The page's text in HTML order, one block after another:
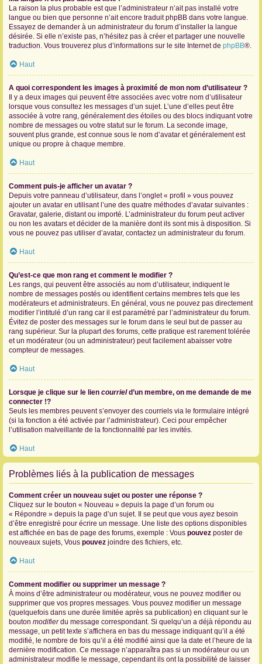
La raison la plus probable est que l’administrateur n’ait pas installé votre
langue ou bien que personne n’ait encore traduit phpBB dans votre langue.
Essayez de demander à un administrateur du forum d’installer la langue
désirée. Si elle n’existe pas, n’hésitez pas à créer et partager une nouvelle
traduction. Vous trouverez plus d’informations sur le site Internet de phpBB®.
Haut
A quoi correspondent les images à proximité de mon nom d’utilisateur ?
Il y a deux images qui peuvent être associées avec votre nom d’utilisateur
lorsque vous consultez les messages d’un sujet. L’une d’elles peut être
associée à votre rang, généralement des étoiles ou des blocs indiquant votre
nombre de messages ou votre statut sur le forum. La seconde image,
souvent plus grande, est connue sous le nom d’avatar et généralement est
unique ou propre à chaque membre.
Haut
Comment puis-je afficher un avatar ?
Depuis votre panneau d’utilisateur, dans l’onglet « profil » vous pouvez
ajouter un avatar en utilisant l’une des quatre méthodes d’avatar suivantes :
Gravatar, galerie, distant ou importé. L’administrateur du forum peut activer
ou non les avatars et décider de la manière dont ils sont mis à disposition. Si
vous ne pouvez pas utiliser d’avatar, contactez un administrateur du forum.
Haut
Qu’est-ce que mon rang et comment le modifier ?
Les rangs, qui peuvent être associés au nom d’utilisateur, indiquent le
nombre de messages postés ou identifient certains membres tels que les
modérateurs et administrateurs. En général, vous ne pouvez pas directement
modifier l’intitulé d’un rang car il est paramétré par l’administrateur du forum.
Évitez de poster des messages sur le forum dans le seul but de passer au
rang supérieur. Sur la plupart des forums, cette pratique est rarement tolérée
et un modérateur (ou un administrateur) peut facilement abaisser votre
compteur de messages.
Haut
Lorsque je clique sur le lien courrield’un membre, on me demande de me
connecter !?
Seuls les membres peuvent s’envoyer des courriels via le formulaire intégré
(si la fonction a été activée par l’administrateur). Ceci pour empêcher
l’utilisation malveillante de la fonctionnalité par les invités.
Haut
Problèmes liés à la publication de messages
Comment créer un nouveau sujet ou poster une réponse ?
Cliquez sur le bouton « Nouveau » depuis la page d’un forum ou
« Répondre » depuis la page d’un sujet. Il se peut que vous ayez besoin
d’être enregistré pour écrire un message. Une liste des options disponibles
est affichée en bas de page des forums, exemple : Vous pouvez poster de
nouveaux sujets, Vous pouvez joindre des fichiers, etc.
Haut
Comment modifier ou supprimer un message ?
À moins d’être administrateur ou modérateur, vous ne pouvez modifier ou
supprimer que vos propres messages. Vous pouvez modifier un message
(quelquefois dans une durée limitée après sa publication) en cliquant sur le
bouton modifierdu message correspondant. Si quelqu’un a déjà répondu au
message, un petit texte s’affichera en bas du message indiquant qu’il a été
modifié, le nombre de fois qu’il a été modifié ainsi que la date et l’heure de la
dernière modification. Ce message n’apparaîtra pas si un modérateur ou un
administrateur modifie le message, cependant ils ont la possibilité de laisser